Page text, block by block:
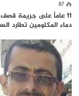
87
11 عاماً على جريمة
دماء المكلومين تطارد